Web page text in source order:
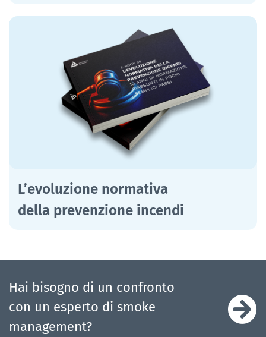
L’evoluzione normativa
della prevenzione incendi
Hai bisogno di un confronto
con un esperto di smoke
management?